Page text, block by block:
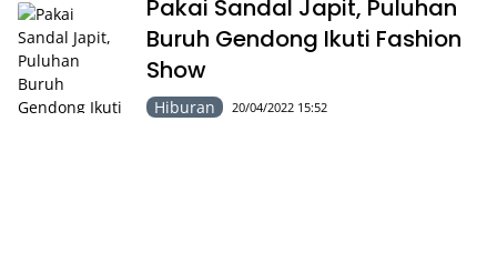
Pakai Sandal Japit, Puluhan
Buruh Gendong Ikuti Fashion
Show
Hiburan 20/04/2022 15:52